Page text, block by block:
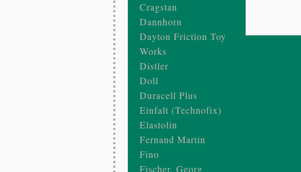
Cragstan
Dannhorn
Dayton Friction Toy
Works
Distler
Doll
Duracell Plus
Einfalt (Technofix)
Elastolin
Fernand Martin
Fino
Fischer, Georg